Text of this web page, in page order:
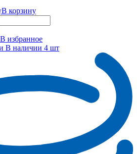
В корзину
В избранное
В наличии 4 шт